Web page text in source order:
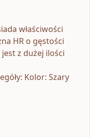
właściwości
HR o gęstości
z dużej ilości
Kolor: Szary